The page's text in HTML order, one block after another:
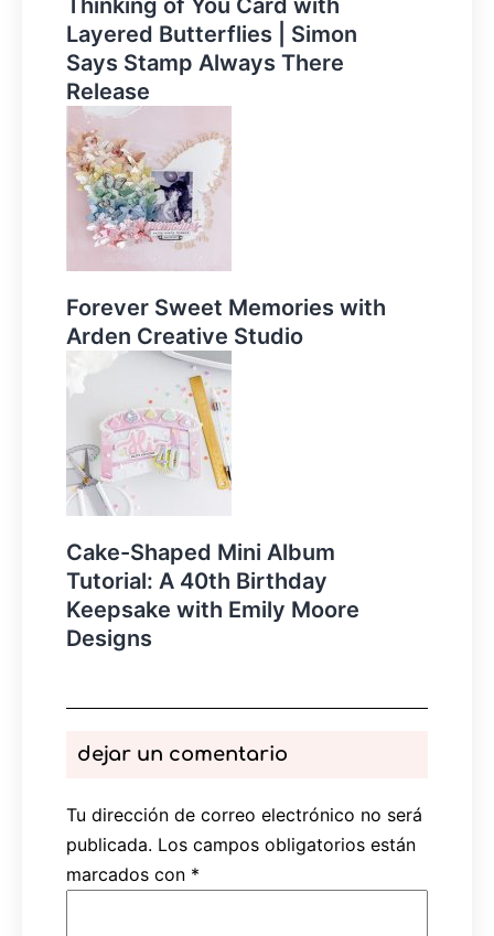
Thinking of You Card with
Layered Butterflies | Simon
Says Stamp Always There
Release
Forever Sweet Memories with
Arden Creative Studio
Cake-Shaped Mini Album
Tutorial: A 40th Birthday
Keepsake with Emily Moore
Designs
dejar un comentario
Tu dirección de correo electrónico no será
publicada. Los campos obligatorios están
marcados con *